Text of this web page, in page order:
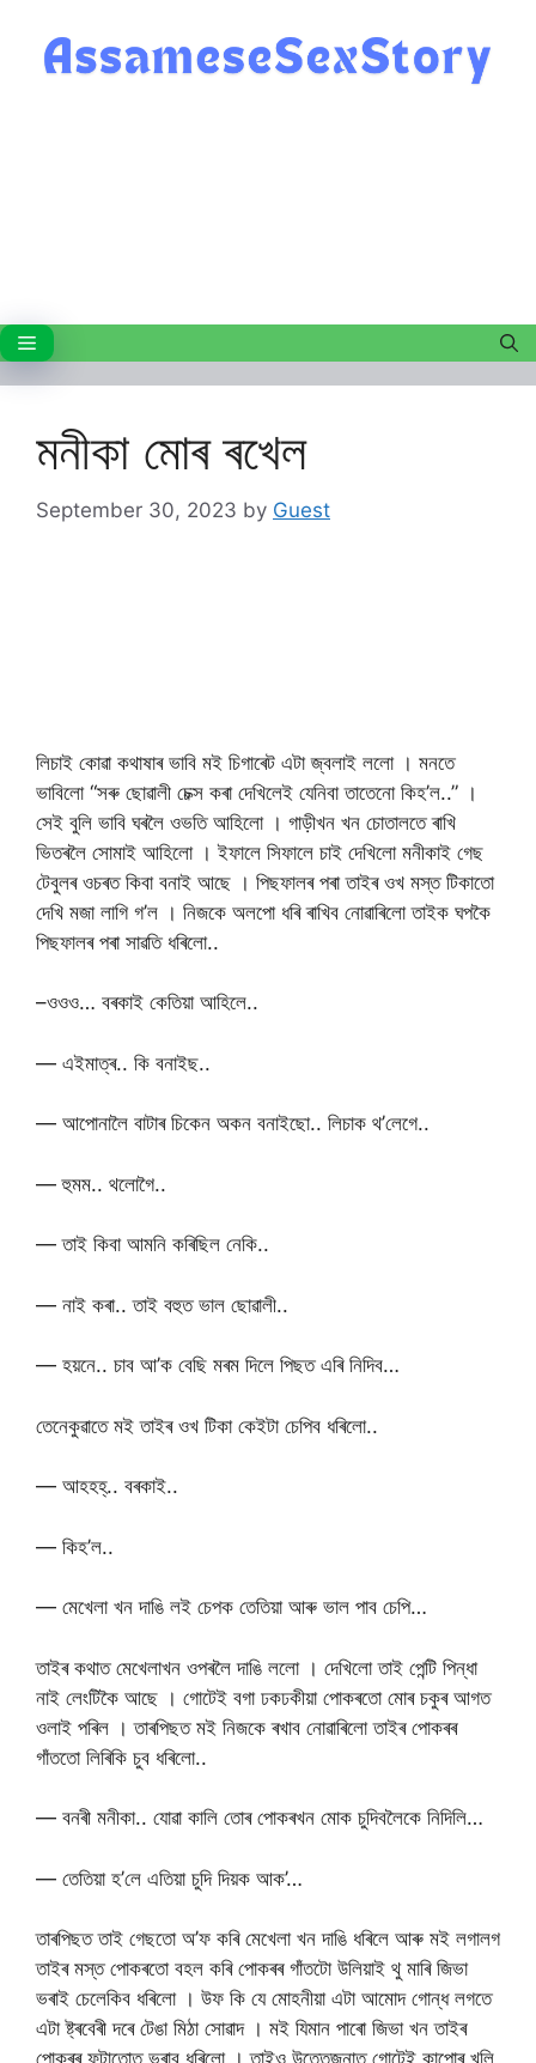
content
Menu
মনীকা মোৰ ৰখেল
September 30, 2023 by Guest
লিচাই কোৱা কথাষাৰ ভাবি মই চিগাৰেট এটা জ্বলাই ললো । মনতে
ভাবিলো “সৰু ছোৱালী চেক্স কৰা দেখিলেই যেনিবা তাতেনো কিহ’ল..” ।
সেই বুলি ভাবি ঘৰলৈ ওভতি আহিলো । গাড়ীখন খন চোতালতে ৰাখি
ভিতৰলৈ সোমাই আহিলো । ইফালে সিফালে চাই দেখিলো মনীকাই গেছ
টেবুলৰ ওচৰত কিবা বনাই আছে । পিছফালৰ পৰা তাইৰ ওখ মস্ত টিকাতো
দেখি মজা লাগি গ’ল । নিজকে অলপো ধৰি ৰাখিব নোৱাৰিলো তাইক ঘপকৈ
পিছফালৰ পৰা সাৱতি ধৰিলো..
–ওওও… বৰকাই কেতিয়া আহিলে..
— এইমাত্ৰ.. কি বনাইছ..
— আপোনালৈ বাটাৰ চিকেন অকন বনাইছো.. লিচাক থ’লেগে..
— হুমম.. থলোগৈ..
— তাই কিবা আমনি কৰিছিল নেকি..
— নাই কৰা.. তাই বহুত ভাল ছোৱালী..
— হয়নে.. চাব আ’ক বেছি মৰম দিলে পিছত এৰি নিদিব…
তেনেকুৱাতে মই তাইৰ ওখ টিকা কেইটা চেপিব ধৰিলো..
— আহহহ্.. বৰকাই..
— কিহ’ল..
— মেখেলা খন দাঙি লই চেপক তেতিয়া আৰু ভাল পাব চেপি…
তাইৰ কথাত মেখেলাখন ওপৰলৈ দাঙি ললো । দেখিলো তাই পেন্টি পিন্ধা
নাই লেংটিকৈ আছে । গোটেই বগা ঢকঢকীয়া পোকৰতো মোৰ চকুৰ আগত
ওলাই পৰিল । তাৰপিছত মই নিজকে ৰখাব নোৱাৰিলো তাইৰ পোকৰৰ
গাঁততো লিৰিকি চুব ধৰিলো..
— বনৰী মনীকা.. যোৱা কালি তোৰ পোকৰখন মোক চুদিবলৈকে নিদিলি…
— তেতিয়া হ’লে এতিয়া চুদি দিয়ক আক’…
তাৰপিছত তাই গেছতো অ’ফ কৰি মেখেলা খন দাঙি ধৰিলে আৰু মই লগালগ
তাইৰ মস্ত পোকৰতো বহল কৰি পোকৰৰ গাঁতটো উলিয়াই থু মাৰি জিভা
ভৰাই চেলেকিব ধৰিলো । উফ কি যে মোহনীয়া এটা আমোদ গোন্ধ লগতে
এটা ষ্ট্ৰবেৰী দৰে টেঙা মিঠা সোৱাদ । মই যিমান পাৰো জিভা খন তাইৰ